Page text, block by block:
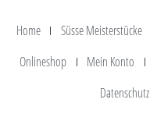
Home Süsse Meisterstücke
Onlineshop
Mein Konto
Datenschutz